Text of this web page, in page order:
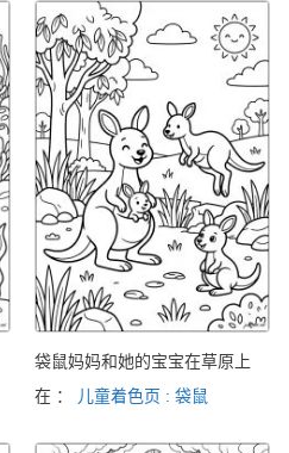
袋鼠妈妈和她的宝宝在草原上
在 ：
儿童着色页 : 袋鼠